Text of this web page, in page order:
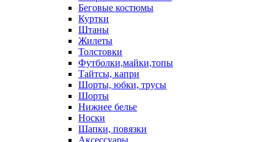
Беговые костюмы
Куртки
Штаны
Жилеты
Толстовки
Футболки,майки,топы
Тайтсы, капри
Шорты, юбки, трусы
Шорты
Нижнее белье
Носки
Шапки, повязки
Аксессуары